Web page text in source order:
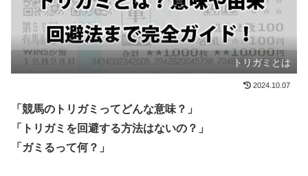
トリガミとは
2024.10.07
「競馬のトリガミってどんな意味？」
「トリガミを回避する方法はないの？」
「ガミるって何？」